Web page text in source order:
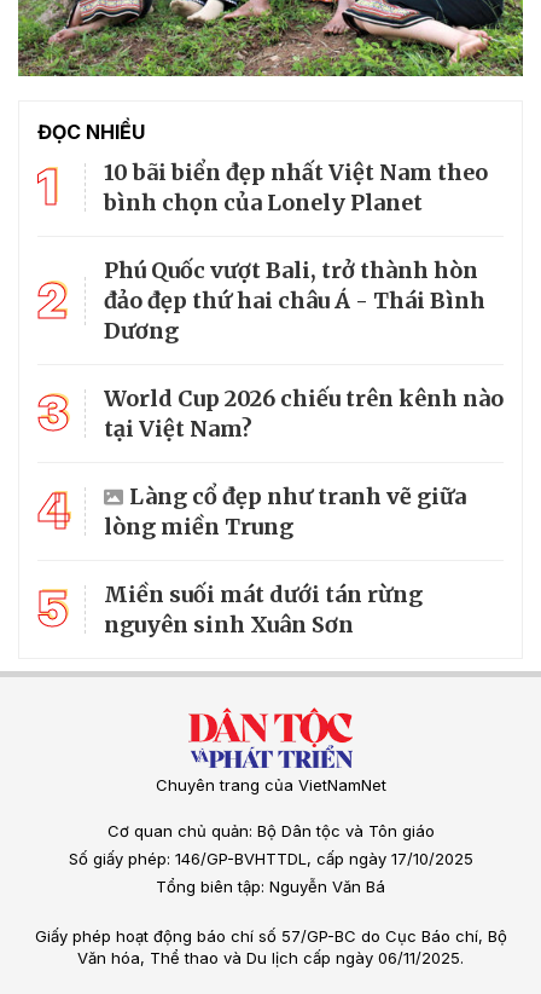
ĐỌC NHIỀU
1
10 bãi biển đẹp nhất Việt Nam theo
bình chọn của Lonely Planet
2
Phú Quốc vượt Bali, trở thành hòn
đảo đẹp thứ hai châu Á - Thái Bình
Dương
3
World Cup 2026 chiếu trên kênh nào
tại Việt Nam?
4
Làng cổ đẹp như tranh vẽ giữa
lòng miền Trung
5
Miền suối mát dưới tán rừng
nguyên sinh Xuân Sơn
Chuyên trang của VietNamNet
Cơ quan chủ quản: Bộ Dân tộc và Tôn giáo
Số giấy phép: 146/GP-BVHTTDL, cấp ngày 17/10/2025
Tổng biên tập: Nguyễn Văn Bá
Giấy phép hoạt động báo chí số 57/GP-BC do Cục Báo chí, Bộ
Văn hóa, Thể thao và Du lịch cấp ngày 06/11/2025.